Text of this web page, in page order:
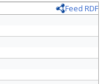
Feed RDF